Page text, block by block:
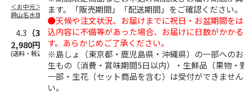
＜お中元＞北海道羊
蹄山名水珈琲ゼリー
4.3 （3）
2,980円
(送料・税込)
＜お中元＞＜ひとと
え＞３層デザートジ
ュレパフェ～国産フ
ルー…
4.7（10）
2,980円
(送料・税込)
＜お中元＞＜銀座千
疋屋＞銀座ゼリー９
個
5.0 （5）
3,240円
(送料・税込)
バンホーテ
コレートシ
ーション」
30g×21…
(送料・税込)
ます。「販売期間」「配送期間」をご確認ください。
●天候や注文状況、お届けまでに祝日・お盆期間を
込内容に不備等があった場合、お届けに日数がかか
す。あらかじめご了承ください。
※島しょ（東京都・鹿児島県・沖縄県）の一部へのお
生もの（消費・賞味期間5日以内）・生鮮品（果物・
一部・生花（セット商品を含む）は受付ができませ
い。